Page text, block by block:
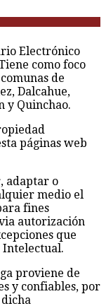
Electrónico
como foco
de
Dalcahue,
y Quinchao.
páginas web
adaptar o
medio el
fines
autorización
que
Intelectual.
proviene de
y confiables, por